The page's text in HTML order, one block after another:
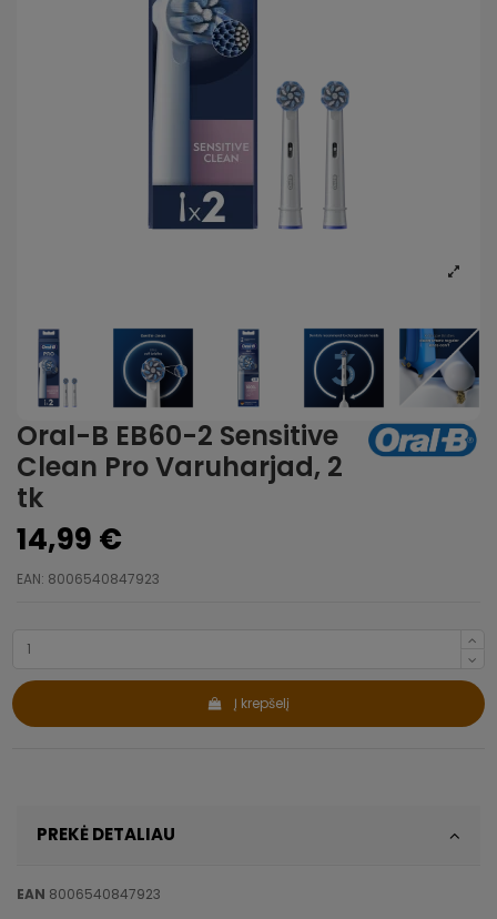
Oral-B EB60-2 Sensitive
Clean Pro Varuharjad, 2
tk
14,99 €
EAN: 8006540847923
Į krepšelį
PREKĖ DETALIAU
EAN 8006540847923